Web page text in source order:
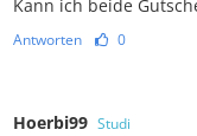
Kann ich beide
Antworten 0
Hoerbi99 Studi